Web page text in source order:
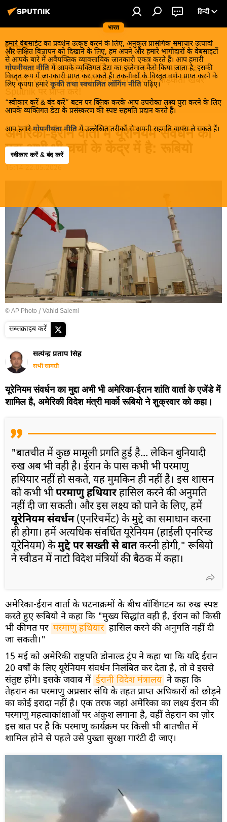
भारत
हिन्दी
हमारे वेबसाईट का प्रदर्शन उत्कृष्ट करने के लिए, अनुकूल प्रासंगिक समाचार उत्पादों
और लक्षित विज्ञापन को दिखाने के लिए, हम अपने और हमारे भागीदारों के वेबसाइटों
से आपके बारे में अवैयक्तिक व्यावसायिक जानकारी एकत्र करते हैं। आप हमारी
गोपनीयता नीति में आपके व्यक्तिगत डेटा का इस्तेमाल कैसे किया जाता है, इसकी
विस्तृत रूप में जानकारी प्राप्त कर सकते हैं। तकनीकों के विस्तृत वर्णन प्राप्त करने के
लिए कृपया हमारे कूकी तथा स्वचालित लॉगिंग नीति पढ़िए।
“स्वीकार करें & बंद करें” बटन पर क्लिक करके आप उपरोक्त लक्ष्य पुरा करने के लिए
आपके व्यक्तिगत डेटा के प्रसंस्करण की स्पष्ट सहमति प्रदान करते हैं।
आप हमारे गोपनीयता नीति में उल्लेखित तरीकों से अपनी सहमति वापस ले सकते हैं।
स्वीकार करें & बंद करें
विश्व
खबरें ठंडे होने से पहले इन्हें पढ़िए, जानिए और इनका आनंद
लीजिए। देश और विदेश की गरमा गरम तड़कती फड़कती खबरें
Sputnik पर प्राप्त करें!
अमेरिका-ईरान वार्ता में यूरेनियम संवर्धन का
मुद्दा अभी भी चर्चा के केंद्र में है: रूबियो
© AP Photo / Vahid Salemi
सब्सक्राइब करें
सत्येन्द्र प्रताप सिंह
सभी सामग्री
यूरेनियम संवर्धन का मुद्दा अभी भी अमेरिका-ईरान शांति वार्ता के एजेंडे में
शामिल है, अमेरिकी विदेश मंत्री मार्को रूबियो ने शुक्रवार को कहा।
"बातचीत में कुछ मामूली प्रगति हुई है... लेकिन बुनियादी
रुख अब भी वही है। ईरान के पास कभी भी परमाणु
हथियार नहीं हो सकते, यह मुमकिन ही नहीं है। इस शासन
को कभी भीपरमाणु हथियारहासिल करने की अनुमति
नहीं दी जा सकती। और इस लक्ष्य को पाने के लिए, हमें
यूरेनियम संवर्धन(एनरिचमेंट) के मुद्दे का समाधान करना
ही होगा। हमें अत्यधिक संवर्धित यूरेनियम (हाईली एनरिच्ड
यूरेनियम) केमुद्दे पर सख्ती से बातकरनी होगी," रूबियो
ने स्वीडन में नाटो विदेश मंत्रियों की बैठक में कहा।
अमेरिका-ईरान वार्ता के घटनाक्रमों के बीच वॉशिंगटन का रुख स्पष्ट
करते हुए रूबियो ने कहा कि "मुख्य सिद्धांत वही है, ईरान को किसी
भी कीमत पर परमाणु हथियार हासिल करने की अनुमति नहीं दी
जा सकती।"
15 मई को अमेरिकी राष्ट्रपति डोनाल्ड ट्रंप ने कहा था कि यदि ईरान
20 वर्षों के लिए यूरेनियम संवर्धन निलंबित कर देता है, तो वे इससे
संतुष्ट होंगे। इसके जवाब में ईरानी विदेश मंत्रालय ने कहा कि
तेहरान का परमाणु अप्रसार संधि के तहत प्राप्त अधिकारों को छोड़ने
का कोई इरादा नहीं है। एक तरफ जहां अमेरिका का लक्ष्य ईरान की
परमाणु महत्वाकांक्षाओं पर अंकुश लगाना है, वहीं तेहरान का ज़ोर
इस बात पर है कि परमाणु कार्यक्रम पर किसी भी बातचीत में
शामिल होने से पहले उसे पुख्ता सुरक्षा गारंटी दी जाए।